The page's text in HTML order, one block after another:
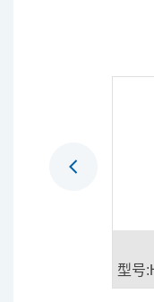
2 材质:胶木、钢/不